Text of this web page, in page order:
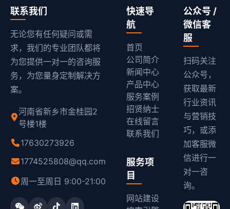
联系我们
无论您有任何疑问或需
求，我们的专业团队都将
为您提供一对一的咨询服
务，为您量身定制解决方
案。
河南省新乡市金桂园2
号楼1楼
17630273926
1774525808@qq.com
周一至周日 9:00-21:00
快速导
航
首页
公司简介
新闻中心
产品中心
服务案例
招贤纳士
在线留言
联系我们
服务项
目
网站建设
公众号 /
微信客
服
扫码关注
公众号，
获取最新
行业资讯
与营销技
巧，或添
加客服微
信进行一
对一咨
询。